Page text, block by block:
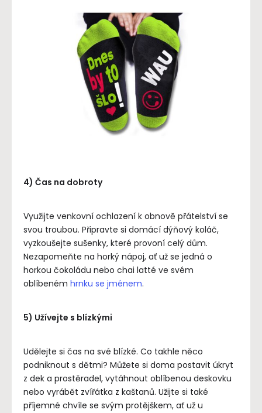
4) Čas na dobroty
Využijte venkovní ochlazení k obnově přátelství se
svou troubou. Připravte si domácí dýňový koláč,
vyzkoušejte sušenky, které provoní celý dům.
Nezapomeňte na horký nápoj, ať už se jedná o
horkou čokoládu nebo chai latté ve svém
oblíbeném hrnku se jménem.
5) Užívejte s blízkými
Udělejte si čas na své blízké. Co takhle něco
podniknout s dětmi? Můžete si doma postavit úkryt
z dek a prostěradel, vytáhnout oblíbenou deskovku
nebo vyrábět zvířátka z kaštanů. Užijte si také
příjemné chvíle se svým protějškem, ať už u